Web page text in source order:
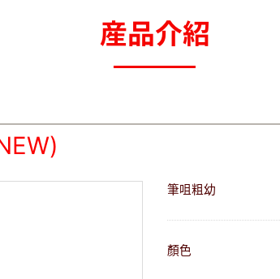
産品介紹
筆咀粗幼
顏色